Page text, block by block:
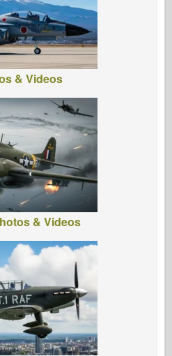
& Videos
& Videos